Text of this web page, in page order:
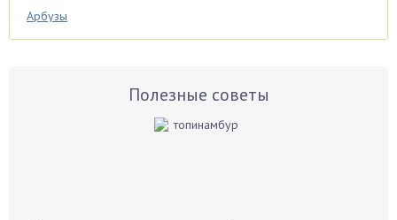
Арбузы
Аспарагус
Полезные советы